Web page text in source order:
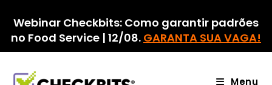
para
conteúdo
Webinar Checkbits: Como garantir padrões
no Food Service | 12/08. GARANTA SUA VAGA!
Menu